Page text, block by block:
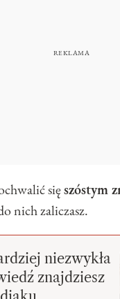
sięszóstym
nich zaliczasz.
niezwykła
znajdziesz